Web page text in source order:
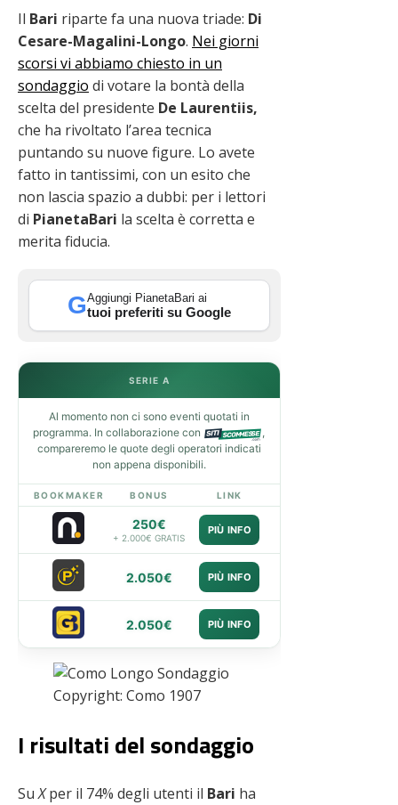
Il Bari riparte fa una nuova triade: Di
Cesare-Magalini-Longo. Nei giorni
scorsi vi abbiamo chiesto in un
sondaggio di votare la bontà della
scelta del presidente De Laurentiis,
che ha rivoltato l’area tecnica
puntando su nuove figure. Lo avete
fatto in tantissimi, con un esito che
non lascia spazio a dubbi: per i lettori
di PianetaBari la scelta è corretta e
merita fiducia.
GAggiungi PianetaBari ai
tuoi preferiti su Google
SERIE A
Al momento non ci sono eventi quotati in
programma. In collaborazione con
,
compareremo le quote degli operatori indicati
non appena disponibili.
BOOKMAKER BONUS LINK
250€
+ 2.000€ GRATIS
PIÙ INFO
2.050€ PIÙ INFO
2.050€ PIÙ INFO
Copyright: Como 1907
I risultati del sondaggio
SuXper il 74% degli utenti il Bari ha